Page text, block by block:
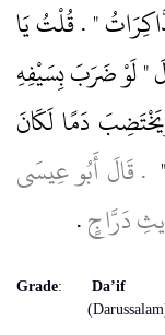
‏"‏ ‏.‏ قُلْتُ يَا
‏"‏ لَوْ ضَرَبَ بِسَيْفِهِ
دَمًا لَكَانَ
‏ ‏.‏ قَالَ أَبُو عِيسَى
دَرَّاجٍ‏.‏
Grade:
Da’if